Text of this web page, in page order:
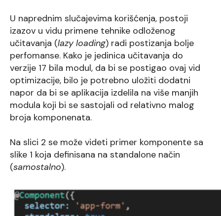
U naprednim slučajevima korišćenja, postoji
izazov u vidu primene tehnike odloženog
učitavanja (lazy loading) radi postizanja bolje
perfomanse. Kako je jedinica učitavanja do
verzije 17 bila modul, da bi se postigao ovaj vid
optimizacije, bilo je potrebno uložiti dodatni
napor da bi se aplikacija izdelila na više manjih
modula koji bi se sastojali od relativno malog
broja komponenata.
Na slici 2 se može videti primer komponente sa
slike 1 koja definisana na standalone način
(samostalno).